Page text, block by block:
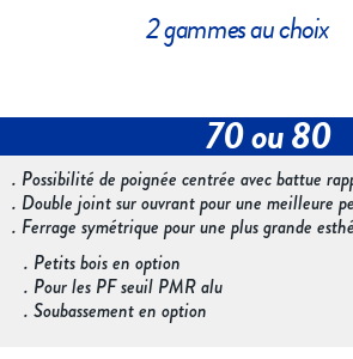
2 gammes au choix
70 ou 80
. Possibilité de poignée centrée avec battue
. Double joint sur ouvrant pour une meilleure
. Ferrage symétrique pour une plus grande
. Petits bois en option
. Pour les PF seuil PMR alu
. Soubassement en option